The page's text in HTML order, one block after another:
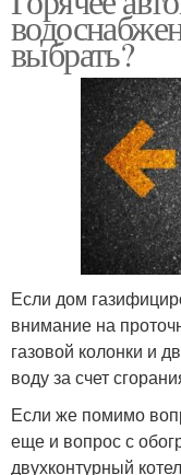
выбрать?
Если дом
внимание на
газовой колонки и
воду за счет
Если же помимо
еще и вопрос с
двухконтурный